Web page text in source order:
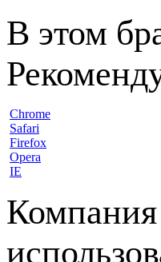
В этом
Chrome
Safari
Firefox
Opera
IE